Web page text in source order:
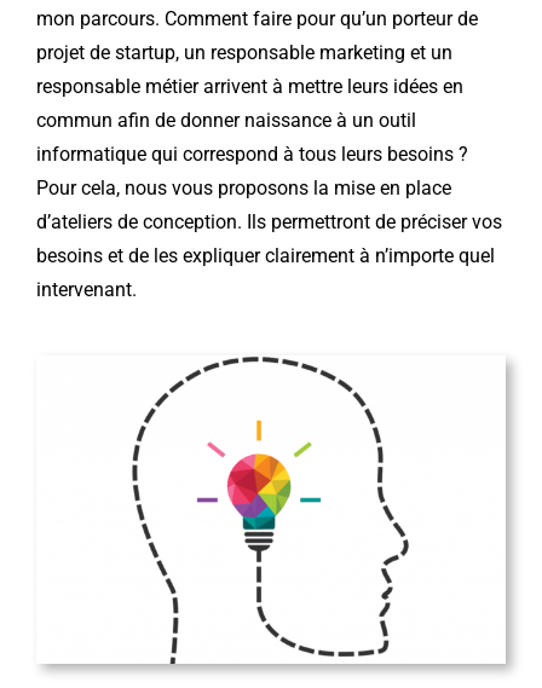
mon parcours. Comment faire pour qu’un porteur de
projet de startup, un responsable marketing et un
responsable métier arrivent à mettre leurs idées en
commun afin de donner naissance à un outil
informatique qui correspond à tous leurs besoins ?
Pour cela, nous vous proposons la mise en place
d’ateliers de conception. Ils permettront de préciser vos
besoins et de les expliquer clairement à n’importe quel
intervenant.